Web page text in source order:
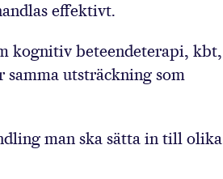
effektivt.
kognitiv beteendeterapi, kbt,
utsträckning som
man ska sätta in till olika